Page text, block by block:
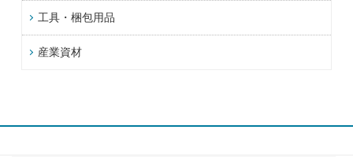
工具・梱包用品
産業資材